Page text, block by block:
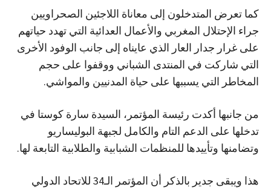
كما تعرض المتدخلون إلى معاناة اللاجئين الصحراويين
جراء الإحتلال المغربي والأعمال العدائية التي تهدد حياتهم
على غرار جدار العار الذي عايناه إلى جانب الوفود الأخرى
التي شاركت في المنتدى الشباني ووقفوا على حجم
المخاطر التي يسببها على حياة المدنيين والمواشي.
من جانبها أكدت رئيسة المؤتمر، السيدة سارة كوستا في
تدخلها على الدعم التام والكامل لجبهة البوليساريو
وتضامنها وتأييدها للمنظمات الشبابية والطلابية التابعة لها.
هذا ويبقى جدير بالذكر أن المؤتمر الـ34 للاتحاد الدولي